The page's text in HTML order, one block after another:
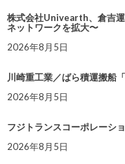
株式会社Univearth、倉吉
ネットワークを拡大〜
2026年8月5日
川崎重工業／ばら積運搬船
2026年8月5日
フジトランスコーポレーシ
2026年8月5日